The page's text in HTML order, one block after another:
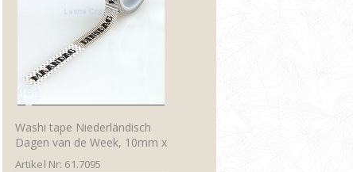
Washi tape Niederländisch
Dagen van de Week, 10mm x
5m.
Artikel Nr: 61.7095